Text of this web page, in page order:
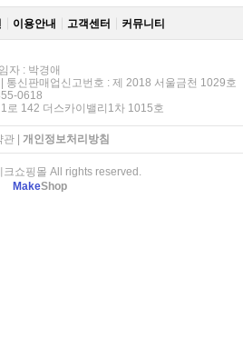
이용안내 고객센터 커뮤니티
자 : 박경애
통신판매업신고번호 : 제 2018 서울금천 1029호
0618
로 142 더스카이밸리1차 1015호
관| 개인정보처리방침
쇼핑몰 All rights reserved.
MakeShop